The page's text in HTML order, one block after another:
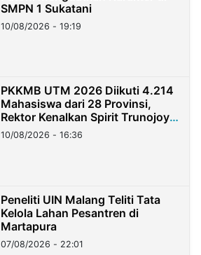
SMPN 1 Sukatani
10/08/2026 - 19:19
PKKMB UTM 2026 Diikuti 4.214
Mahasiswa dari 28 Provinsi,
Rektor Kenalkan Spirit Trunojoyo
Masa Kini
10/08/2026 - 16:36
Peneliti UIN Malang Teliti Tata
Kelola Lahan Pesantren di
Martapura
07/08/2026 - 22:01